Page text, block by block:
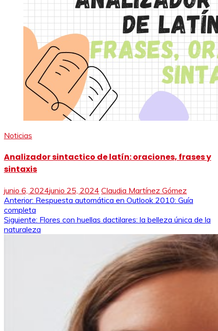
Noticias
Analizador sintactico de latín: oraciones, frases y
sintaxis
junio 6, 2024junio 25, 2024 Claudia Martínez Gómez
Navegación
de
entradas
Anterior: Respuesta automática en Outlook 2010: Guía
completa
Siguiente: Flores con huellas dactilares: la belleza única de la
naturaleza